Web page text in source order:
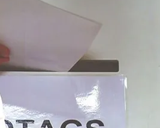
diez